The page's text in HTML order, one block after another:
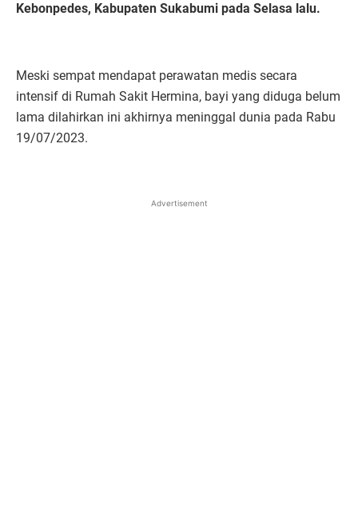
Kebonpedes, Kabupaten Sukabumi pada Selasa lalu.
Meski sempat mendapat perawatan medis secara
intensif di Rumah Sakit Hermina, bayi yang diduga belum
lama dilahirkan ini akhirnya meninggal dunia pada Rabu
19/07/2023.
Advertisement